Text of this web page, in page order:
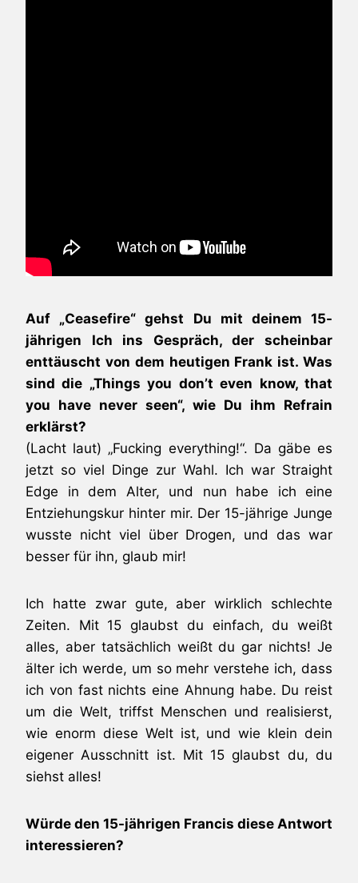
Auf „Ceasefire“ gehst Du mit deinem 15-
jährigen Ich ins Gespräch, der scheinbar
enttäuscht von dem heutigen Frank ist. Was
sind die „Things you don’t even know, that
you have never seen“, wie Du ihm Refrain
erklärst?
(Lacht laut) „Fucking everything!“. Da gäbe es
jetzt so viel Dinge zur Wahl. Ich war Straight
Edge in dem Alter, und nun habe ich eine
Entziehungskur hinter mir. Der 15-jährige Junge
wusste nicht viel über Drogen, und das war
besser für ihn, glaub mir!
Ich hatte zwar gute, aber wirklich schlechte
Zeiten. Mit 15 glaubst du einfach, du weißt
alles, aber tatsächlich weißt du gar nichts! Je
älter ich werde, um so mehr verstehe ich, dass
ich von fast nichts eine Ahnung habe. Du reist
um die Welt, triffst Menschen und realisierst,
wie enorm diese Welt ist, und wie klein dein
eigener Ausschnitt ist. Mit 15 glaubst du, du
siehst alles!
Würde den 15-jährigen Francis diese Antwort
interessieren?